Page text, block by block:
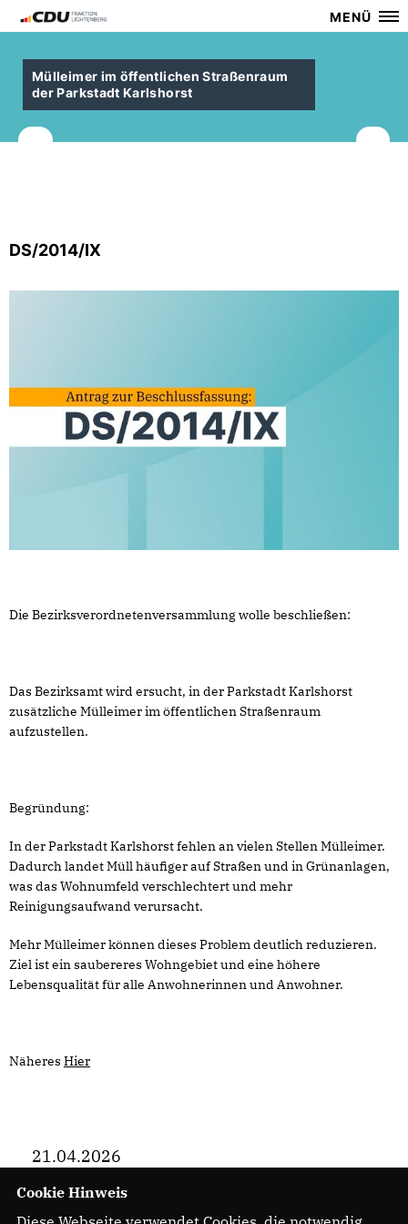
MENÜ
Mülleimer im öffentlichen Straßenraum
der Parkstadt Karlshorst
DS/2014/IX
Die Bezirksverordnetenversammlung wolle beschließen:
Das Bezirksamt wird ersucht, in der Parkstadt Karlshorst
zusätzliche Mülleimer im öffentlichen Straßenraum
aufzustellen.
Begründung:
In der Parkstadt Karlshorst fehlen an vielen Stellen Mülleimer.
Dadurch landet Müll häufiger auf Straßen und in Grünanlagen,
was das Wohnumfeld verschlechtert und mehr
Reinigungsaufwand verursacht.
Mehr Mülleimer können dieses Problem deutlich reduzieren.
Ziel ist ein saubereres Wohngebiet und eine höhere
Lebensqualität für alle Anwohnerinnen und Anwohner.
Näheres Hier
21.04.2026
Cookie Hinweis